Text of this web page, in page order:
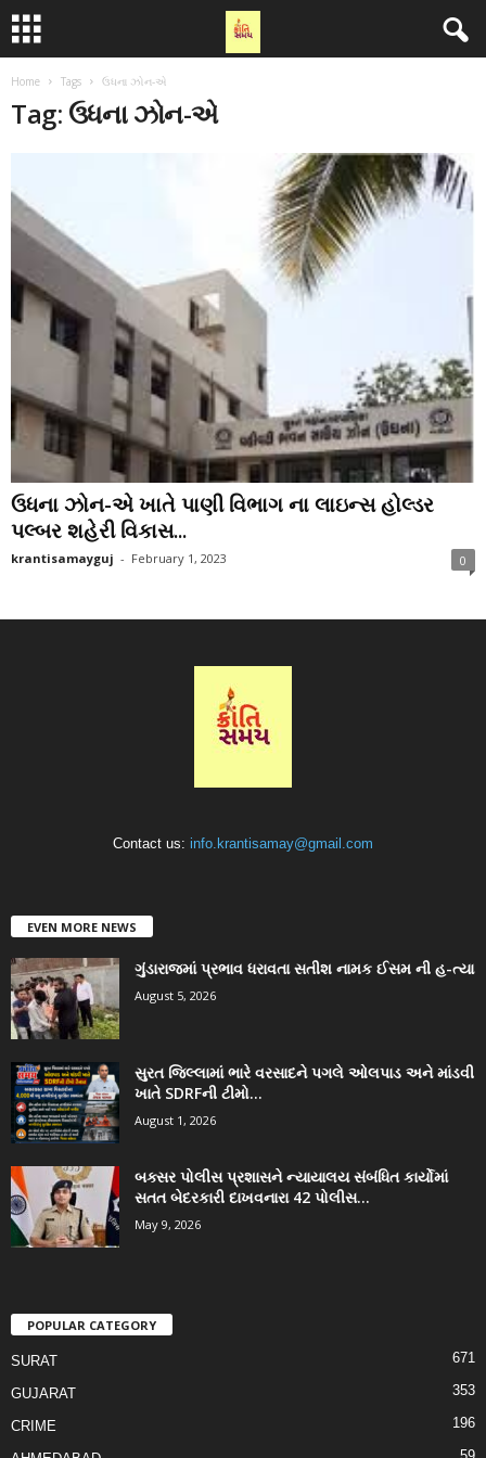
Home Tags ઉધના ઝોન-એ
Tag: ઉધના ઝોન-એ
ઉધના ઝોન-એ ખાતે પાણી વિભાગ ના લાઇન્સ હોલ્ડર
પલ્બર શહેરી વિકાસ...
krantisamayguj - February 1, 2023 0
Contact us: info.krantisamay@gmail.com
EVEN MORE NEWS
ગુંડારાજમાં પ્રભાવ ધરાવતા સતીશ નામક ઈસમ ની હ-ત્યા
August 5, 2026
સુરત જિલ્લામાં ભારે વરસાદને પગલે ઓલપાડ અને માંડવી
ખાતે SDRFની ટીમો...
August 1, 2026
બક્સર પોલીસ પ્રશાસને ન્યાયાલય સંબંધિત કાર્યોમાં
સતત બેદરકારી દાખવનારા 42 પોલીસ...
May 9, 2026
POPULAR CATEGORY
SURAT 671
GUJARAT 353
CRIME 196